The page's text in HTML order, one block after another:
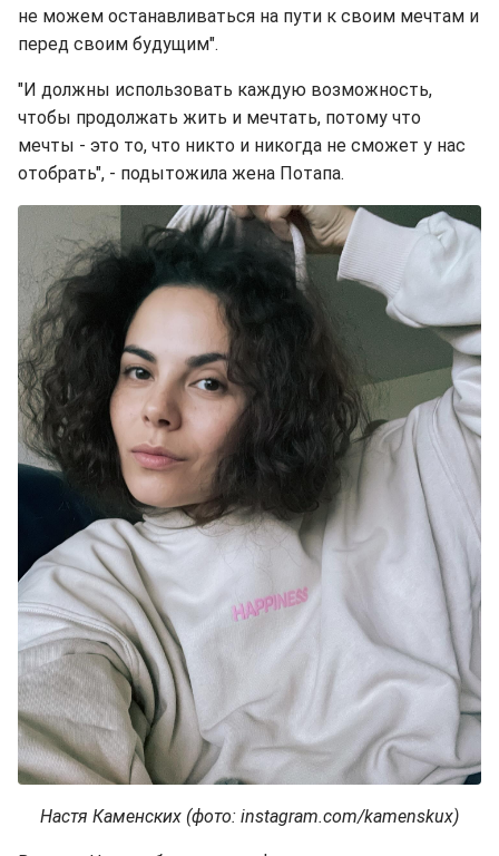
не можем останавливаться на пути к своим мечтам и
перед своим будущим".
"И должны использовать каждую возможность,
чтобы продолжать жить и мечтать, потому что
мечты - это то, что никто и никогда не сможет у нас
отобрать", - подытожила жена Потапа.
Настя Каменских (фото: instagram.com/kamenskux)